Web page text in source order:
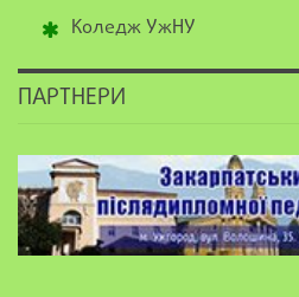
Коледж УжНУ
ПАРТНЕРИ